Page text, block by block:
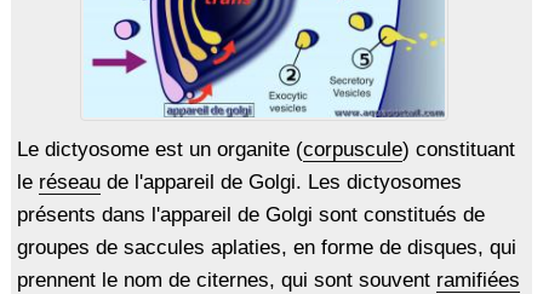
Le dictyosome est un organite (corpuscule) constituant
le réseaude l'appareil de Golgi. Les dictyosomes
présents dans l'appareil de Golgi sont constitués de
groupes de saccules aplaties, en forme de disques, qui
prennent le nom de citernes, qui sont souvent ramifiées